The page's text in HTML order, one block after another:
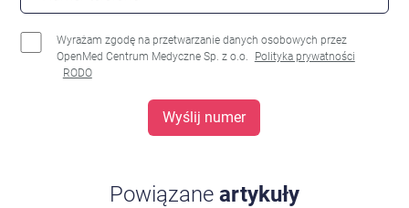
Wyrażam zgodę na przetwarzanie danych osobowych przez
OpenMed Centrum Medyczne Sp. z o.o.
Polityka prywatności
RODO
Wyślij numer
Powiązane artykuły